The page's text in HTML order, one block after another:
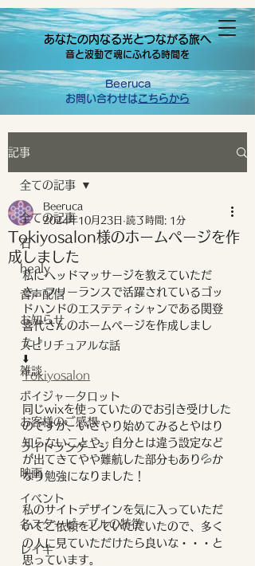
あなたの内なる光とつながる旅へ
音と波動で魂にふれる時間を
Beeruca
お問い合わせはこちらから
記事
全ての記事
石
healy
音声配信
お知らせ
スピリチュアルな話
雑談
ボイジャータロット
お客様のご感想
ライトランゲージ
映画
イベント
各スターピープルの特徴
レイキ
全ての記事
Tokiyosalon様のホームページを作
成しました
Beeruca
2024年10月23日 読了時間: 1分
私にヘッドマッサージを教えていただ
き、フリーランスで活躍されているゴッ
ドハンドのエステティシャンである関登
喜代さんのホームページを作成しまし
た！
⬇️
Tokiyosalon
同じwixを使っていたのでお引き受けした
のですが、いざやり始めてみるとやはり
知らないことや、自分とは違う設定など
が出てきてやや難航した部分もあり💦か
なり勉強になりました！
私のサイトデザインを気に入っていただ
いてご依頼をしていただいたので、多く
の人に見ていただけたら良いな・・・と
思っています。